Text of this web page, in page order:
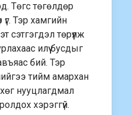
Төгс төгөлдөр
үг. Тэр хамгийн
сэтгэгдэл төрүүлж
илүү бусдыг
бий. Тэр
тийм амархан
нууцлагдмал
хэрэггүй.